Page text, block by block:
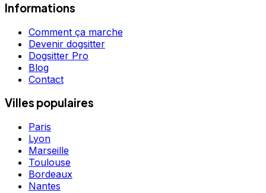
Informations
Comment ça marche
Devenir dogsitter
Dogsitter Pro
Blog
Contact
Villes populaires
Paris
Lyon
Marseille
Toulouse
Bordeaux
Nantes